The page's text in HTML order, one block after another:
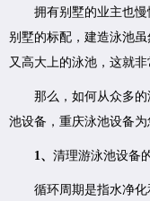
拥有别墅的业主也慢
别墅的标配，建造泳池
又高大上的泳池，这就非
那么，如何从众多的
池设备，重庆泳池设备为
1、 清理游泳池设备
循环周期是指水净化